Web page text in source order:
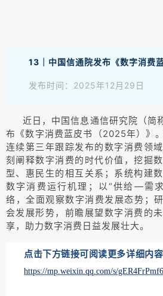
13｜中国信通院发布《数字消费
发布时间：2025年12月29日
近日，中国信息通信研究院（简
布《数字消费蓝皮书（2025年）》
连续第三年跟踪发布的数字消费领
刻阐释数字消费的时代价值，挖掘
型、惠民生的相互关系；系统构建
数字消费运行机理；以“供给—需
络，全面观察数字消费发展态势；
会发展形势，前瞻展望数字消费的
享，助力数字消费日益发展壮大。
点击下方链接可阅读更多详细内容
https://mp.weixin.qq.com/s/